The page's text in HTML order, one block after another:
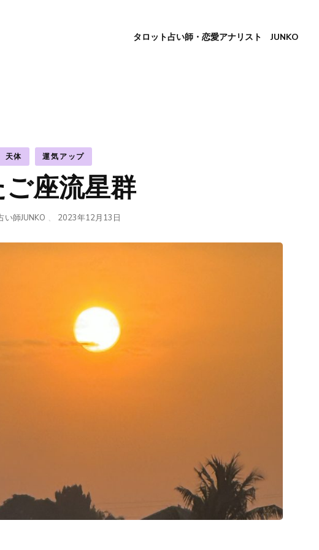
タロット占い師・恋愛アナリスト JUNKO
天体 運気アップ
座流星群
い師JUNKO 、 2023年12月13日